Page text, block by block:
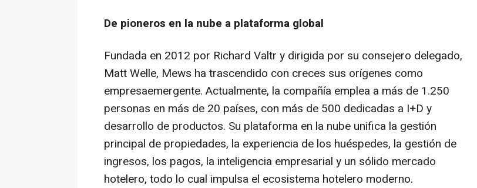
De pioneros en la nube a plataforma global
Fundada en 2012 por Richard Valtr y dirigida por su consejero delegado,
Matt Welle, Mews ha trascendido con creces sus orígenes como
empresaemergente. Actualmente, la compañía emplea a más de 1.250
personas en más de 20 países, con más de 500 dedicadas a I+D y
desarrollo de productos. Su plataforma en la nube unifica la gestión
principal de propiedades, la experiencia de los huéspedes, la gestión de
ingresos, los pagos, la inteligencia empresarial y un sólido mercado
hotelero, todo lo cual impulsa el ecosistema hotelero moderno.